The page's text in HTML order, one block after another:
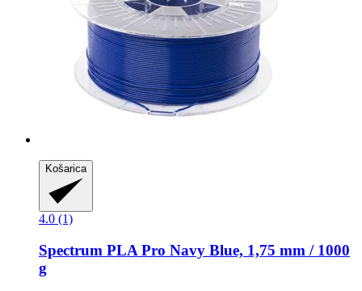
Košarica
4.0 (1)
Spectrum PLA Pro Navy Blue, 1,75 mm / 1000
g